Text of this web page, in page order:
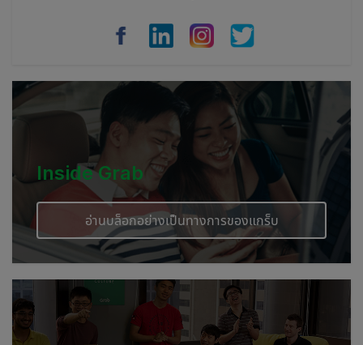
Cambodia
Inside Grab
อ่านบล็อกอย่างเป็นทางการของแกร็บ